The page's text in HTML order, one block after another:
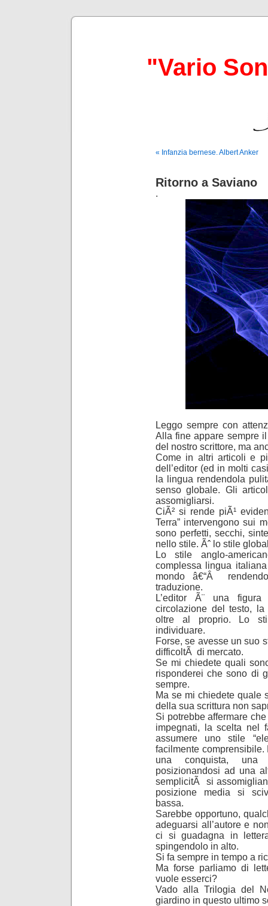
"Vario
« Infanzia bernese. Albert Anker
Ritorno a Saviano
.
Leggo sempre con
Alla fine appare sempre
del nostro scrittore, ma
Come in altri articoli e
dell’editor (ed in molti
la lingua rendendola
senso globale. Gli
assomigliarsi.
CiÃ² si rende piÃ¹
Terra” intervengono sui
sono perfetti, secchi,
nello stile. Ãˆ lo stile
Lo stile anglo-
complessa lingua
mondo â€“Â
traduzione.
L’editor Ã¨ una figura
circolazione del testo, la
oltre al proprio. Lo
individuare.
Forse, se avesse un suo
difficoltÃ di mercato.
Se mi chiedete quali
risponderei che sono di
sempre.
Ma se mi chiedete quale
della sua scrittura non
Si potrebbe affermare
impegnati, la scelta nel
assumere uno stile
facilmente
una conquista, una
posizionandosi ad una
semplicitÃ si
posizione media si
bassa.
Sarebbe opportuno,
adeguarsi all’autore e
ci si guadagna in
spingendolo in alto.
Si fa sempre in tempo a
Ma forse parliamo di
vuole esserci?
Vado alla Trilogia del
giardino in questo ultimo